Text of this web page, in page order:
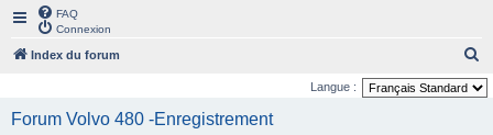
FAQ
Connexion
Index du forum
e
Langue :
Forum Volvo 480 -Enregistrement